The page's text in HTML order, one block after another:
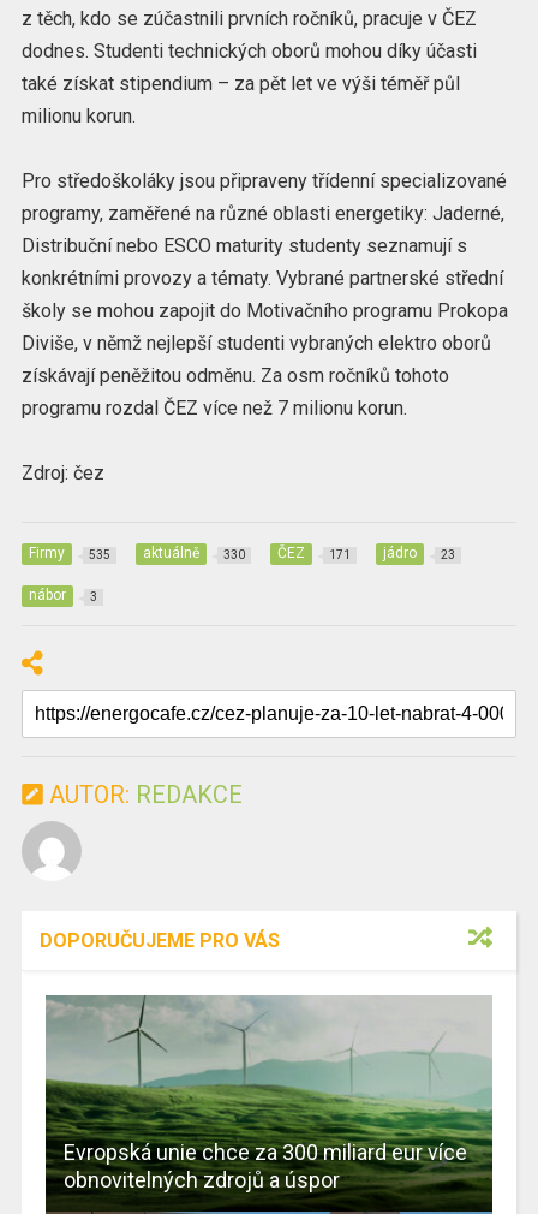
z těch, kdo se zúčastnili prvních ročníků, pracuje v ČEZ
dodnes. Studenti technických oborů mohou díky účasti
také získat stipendium – za pět let ve výši téměř půl
milionu korun.
Pro středoškoláky jsou připraveny třídenní specializované
programy, zaměřené na různé oblasti energetiky: Jaderné,
Distribuční nebo ESCO maturity studenty seznamují s
konkrétními provozy a tématy. Vybrané partnerské střední
školy se mohou zapojit do Motivačního programu Prokopa
Diviše, v němž nejlepší studenti vybraných elektro oborů
získávají peněžitou odměnu. Za osm ročníků tohoto
programu rozdal ČEZ více než 7 milionu korun.
Zdroj: čez
Firmy 535 aktuálně 330 ČEZ 171 jádro 23
nábor 3
AUTOR: REDAKCE
DOPORUČUJEME PRO VÁS
Evropská unie chce za 300 miliard eur více
obnovitelných zdrojů a úspor